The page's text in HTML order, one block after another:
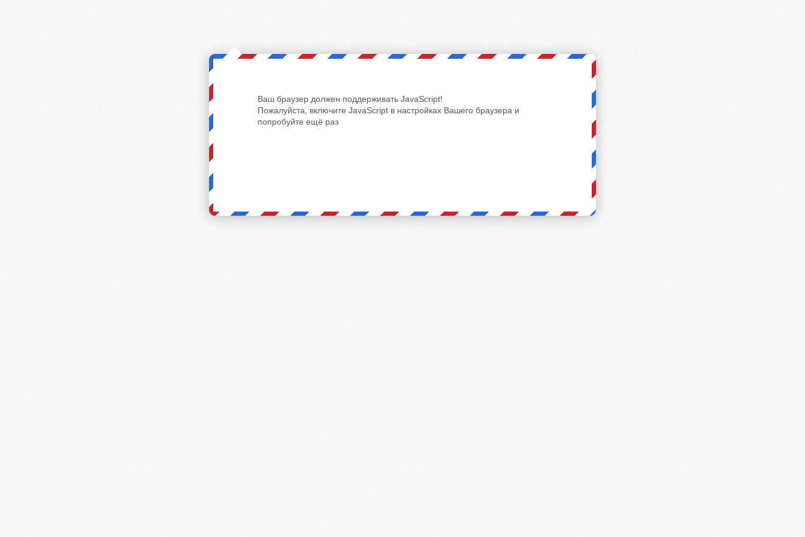
Ваш браузер должен поддерживать JavaScript!
Пожалуйста, включите JavaScript в настройках Вашего браузера и
попробуйте ещё раз